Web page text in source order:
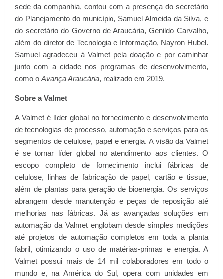
sede da companhia, contou com a presença do secretário
do Planejamento do município, Samuel Almeida da Silva, e
do secretário do Governo de Araucária, Genildo Carvalho,
além do diretor de Tecnologia e Informação, Nayron Hubel.
Samuel agradeceu à Valmet pela doação e por caminhar
junto com a cidade nos programas de desenvolvimento,
como oAvança Araucária, realizado em 2019.
Sobre a Valmet
A Valmet é líder global no fornecimento e desenvolvimento
de tecnologias de processo, automação e serviços para os
segmentos de celulose, papel e energia. A visão da Valmet
é se tornar líder global no atendimento aos clientes. O
escopo completo de fornecimento inclui fábricas de
celulose, linhas de fabricação de papel, cartão e tissue,
além de plantas para geração de bioenergia. Os serviços
abrangem desde manutenção e peças de reposição até
melhorias nas fábricas. Já as avançadas soluções em
automação da Valmet englobam desde simples medições
até projetos de automação completos em toda a planta
fabril, otimizando o uso de matérias-primas e energia. A
Valmet possui mais de 14 mil colaboradores em todo o
mundo e, na América do Sul, opera com unidades em